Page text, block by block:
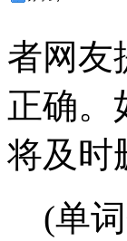
者网友
正确。
将及时
(单